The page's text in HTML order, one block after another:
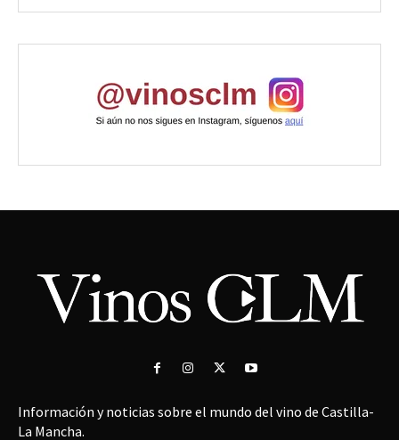
Información y noticias sobre el mundo del vino de Castilla-
La Mancha.